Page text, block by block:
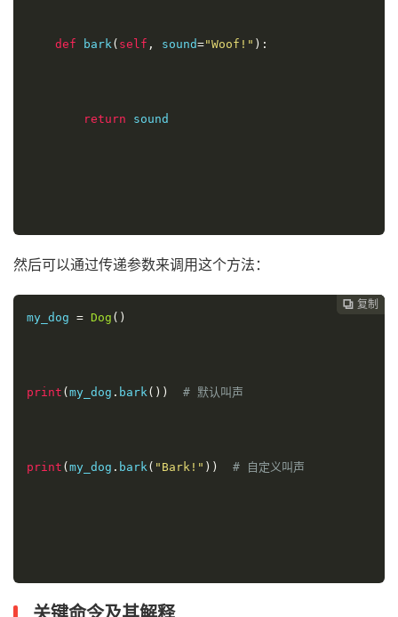
def bark( self , sound="Woof!" ):
return sound
然后可以通过传递参数来调用这个方法：
 复制
 复制
 复制
my_dog = Dog ()
print ( my_dog . bark()) # 默认叫声
print ( my_dog . bark( "Bark!" )) # 自定义叫声